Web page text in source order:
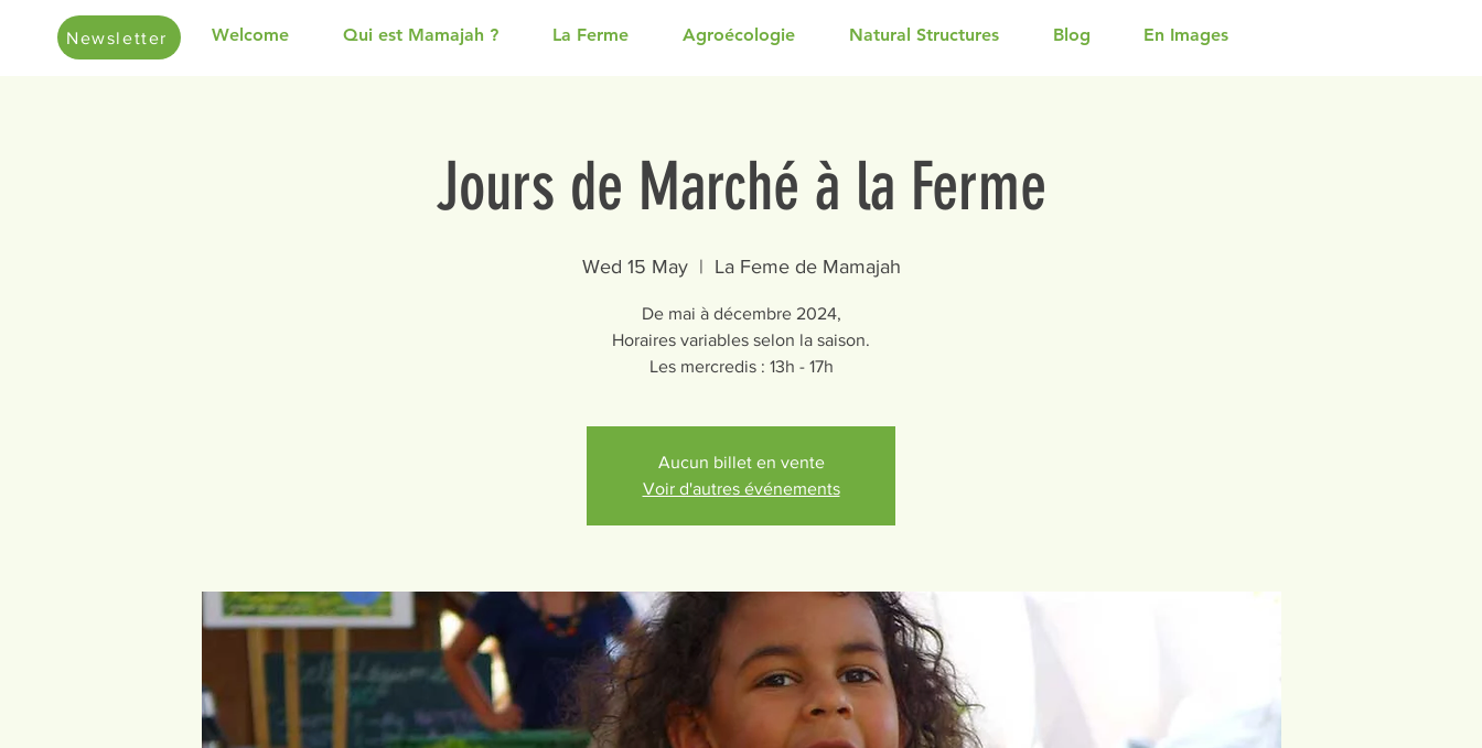
Newsletter Welcome Qui est Mamajah ? La Ferme Agroécologie Natural Structures Blog En Images
Jours de Marché à la Ferme
Wed 15 May
  |
La Feme de Mamajah
De mai à décembre 2024,
Horaires variables selon la saison.
Les mercredis : 13h - 17h
Aucun billet en vente
Voir d'autres événements